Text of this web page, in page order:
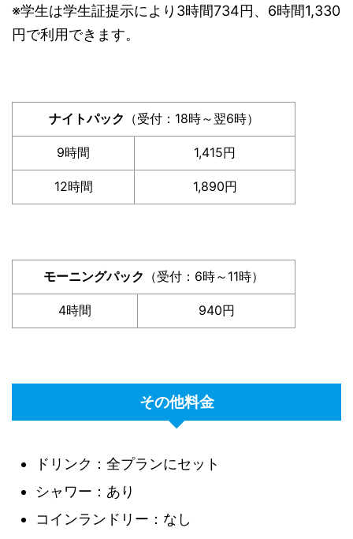
※学生は学生証提示により3時間734円、6時間1,330
円で利用できます。
ナイトパック （受付：18時～翌6時）
9時間 1,415円
12時間 1,890円
モーニングパック （受付：6時～11時）
4時間 940円
その他料金
ドリンク：全プランにセット
シャワー：あり
コインランドリー：なし